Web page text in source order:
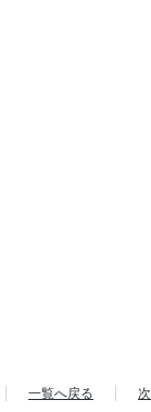
一覧へ戻る